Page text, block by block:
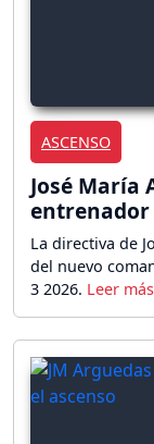
ASCENSO
José María
entrenador
La directiva de
del nuevo
3 2026.